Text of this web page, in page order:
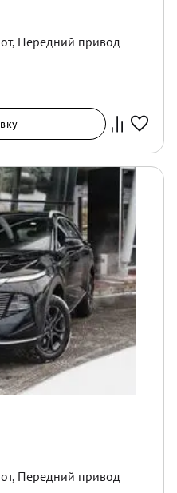
, Передний привод
, Передний привод